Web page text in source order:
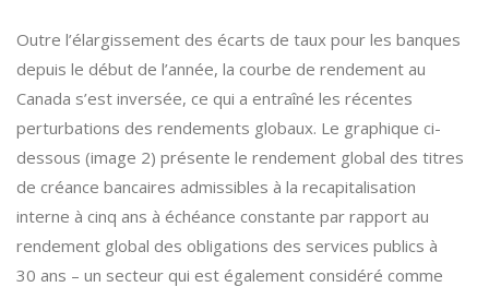
Outre l’élargissement des écarts de taux pour les banques
depuis le début de l’année, la courbe de rendement au
Canada s’est inversée, ce qui a entraîné les récentes
perturbations des rendements globaux. Le graphique ci-
dessous (image 2) présente le rendement global des titres
de créance bancaires admissibles à la recapitalisation
interne à cinq ans à échéance constante par rapport au
rendement global des obligations des services publics à
30 ans – un secteur qui est également considéré comme